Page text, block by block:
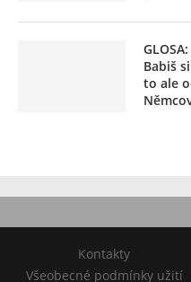
Babiš
to ale
Kontakty
Všeobecné podmínky užití